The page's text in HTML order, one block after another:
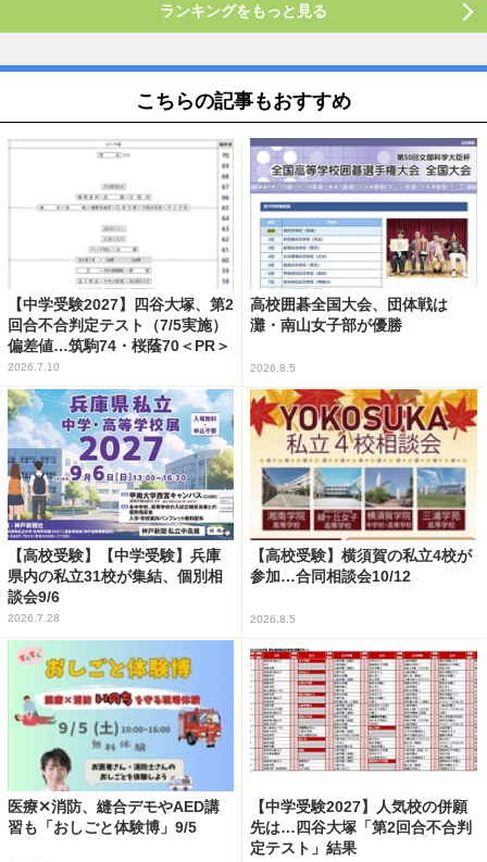
ランキングをもっと見る
こちらの記事もおすすめ
【中学受験2027】四谷大塚、第2
回合不合判定テスト（7/5実施）
偏差値…筑駒74・桜蔭70＜PR＞
2026.7.10
高校囲碁全国大会、団体戦は
灘・南山女子部が優勝
2026.8.5
【高校受験】【中学受験】兵庫
県内の私立31校が集結、個別相
談会9/6
2026.7.28
【高校受験】横須賀の私立4校が
参加…合同相談会10/12
2026.8.5
医療✕消防、縫合デモやAED講
習も「おしごと体験博」9/5
【中学受験2027】人気校の併願
先は…四谷大塚「第2回合不合判
定テスト」結果